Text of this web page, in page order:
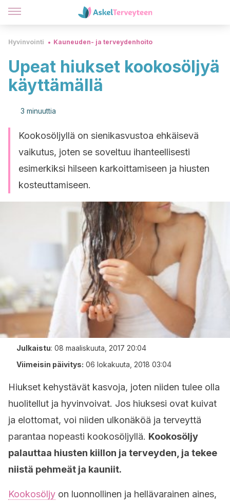
Hyvinvointi Kauneuden- ja terveydenhoito
Upeat hiukset kookosöljyä
käyttämällä
3 minuuttia
Kookosöljyllä on sienikasvustoa ehkäisevä
vaikutus, joten se soveltuu ihanteellisesti
esimerkiksi hilseen karkoittamiseen ja hiusten
kosteuttamiseen.
Julkaistu: 08 maaliskuuta, 2017 20:04
Viimeisin päivitys: 06 lokakuuta, 2018 03:04
Hiukset kehystävät kasvoja, joten niiden tulee olla
huolitellut ja hyvinvoivat. Jos hiuksesi ovat kuivat
ja elottomat, voi niiden ulkonäköä ja terveyttä
parantaa nopeasti kookosöljyllä. Kookosöljy
palauttaa hiusten kiillon ja terveyden, ja tekee
niistä pehmeät ja kauniit.
Kookosöljy on luonnollinen ja hellävarainen aines,